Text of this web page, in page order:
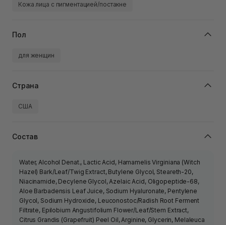
Кожа лица с пигментацией/постакне
Пол
для женщин
Страна
США
Состав
Water, Alcohol Denat., Lactic Acid, Hamamelis Virginiana (Witch
Hazel) Bark/Leaf/Twig Extract, Butylene Glycol, Steareth-20,
Niacinamide, Decylene Glycol, Azelaic Acid, Oligopeptide-68,
Aloe Barbadensis Leaf Juice, Sodium Hyaluronate, Pentylene
Glycol, Sodium Hydroxide, Leuconostoc/Radish Root Ferment
Filtrate, Epilobium Angustifolium Flower/Leaf/Stem Extract,
Citrus Grandis (Grapefruit) Peel Oil, Arginine, Glycerin, Melaleuca